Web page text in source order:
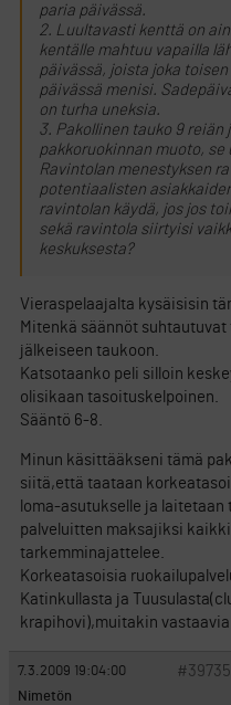
paria päivässä.
2. Luultavasti kenttä on
kentälle mahtuu vapailla
päivässä, joista joka
päivässä menisi.
on turha uneksia.
3. Pakollinen tauko 9
pakkoruokinnan muoto,
Ravintolan menestyksen
potentiaalisten
ravintolan käydä, jos jos
sekä ravintola siirtyisi
keskuksesta?
Vieraspelaajalta kysäisisin
Mitenkä säännöt
jälkeiseen taukoon.
Katsotaanko peli silloin
olisikaan tasoituskelpoinen.
Sääntö 6-8.
Minun käsittääkseni tämä
siitä,että taataan
loma-asutukselle ja
palveluitten maksajiksi
tarkemminajattelee.
Korkeatasoisia
Katinkullasta ja
krapihovi),muitakin
7.3.2009 19:04:00
Nimetön